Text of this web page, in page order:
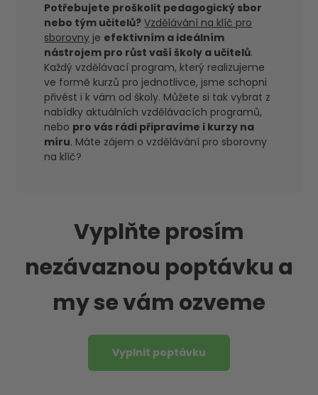
Potřebujete proškolit pedagogický sbor
nebo tým učitelů? Vzdělávání na klíč pro
sborovny je efektivním a ideálním
nástrojem pro růst vaší školy a učitelů.
Každý vzdělávací program, který realizujeme
ve formě kurzů pro jednotlivce, jsme schopni
přivést i k vám od školy. Můžete si tak vybrat z
nabídky aktuálních vzdělávacích programů,
nebo pro vás rádi připravíme i kurzy na
míru. Máte zájem o vzdělávání pro sborovny
na klíč?
Vyplňte prosím
nezávaznou poptávku a
my se vám ozveme
Vyplnit poptávku